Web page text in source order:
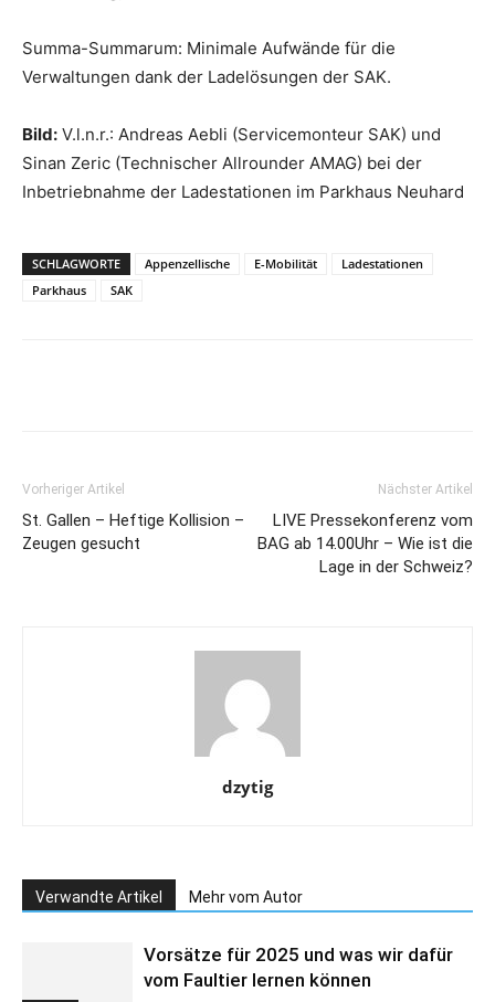
Summa-Summarum: Minimale Aufwände für die
Verwaltungen dank der Ladelösungen der SAK.
Bild: V.l.n.r.: Andreas Aebli (Servicemonteur SAK) und
Sinan Zeric (Technischer Allrounder AMAG) bei der
Inbetriebnahme der Ladestationen im Parkhaus Neuhard
SCHLAGWORTE Appenzellische E-Mobilität
Ladestationen
Parkhaus
SAK
Vorheriger Artikel
St. Gallen – Heftige Kollision –
Zeugen gesucht
Nächster Artikel
LIVE Pressekonferenz vom
BAG ab 14.00Uhr – Wie ist die
Lage in der Schweiz?
dzytig
Verwandte Artikel Mehr vom Autor
Vorsätze für 2025 und was wir dafür
vom Faultier lernen können